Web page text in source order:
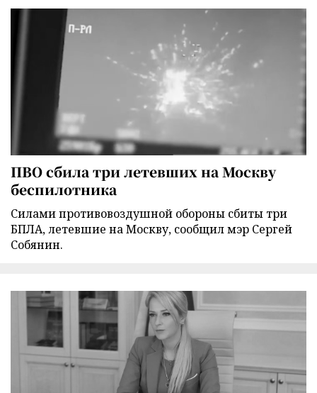
ПВО сбила три летевших на Москву
беспилотника
Силами противовоздушной обороны сбиты три
БПЛА, летевшие на Москву, сообщил мэр Сергей
Собянин.